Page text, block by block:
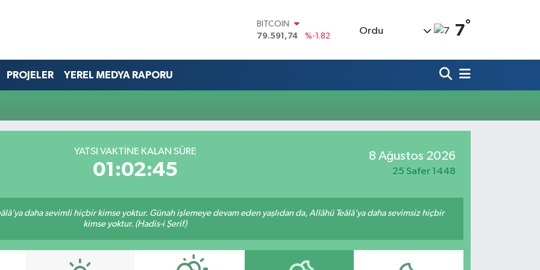
BITCOIN
79.591,74
%-1.82
45,43620
%0.02
G.ALTIN
6862,09000
%0.19
Ordu 7°
PROJELER YEREL MEDYA RAPORU
YATSI VAKTİNE KALAN SÜRE
01:02:45
8 Ağustos 2026
25 Safer 1448
daha sevimli hiçbir kimse yoktur. Günah işlemeye devam eden yaşlıdan da, Allâhü Teâlâ’ya daha sevimsiz hiçbir
kimse yoktur. (Hadis-i Şerif)